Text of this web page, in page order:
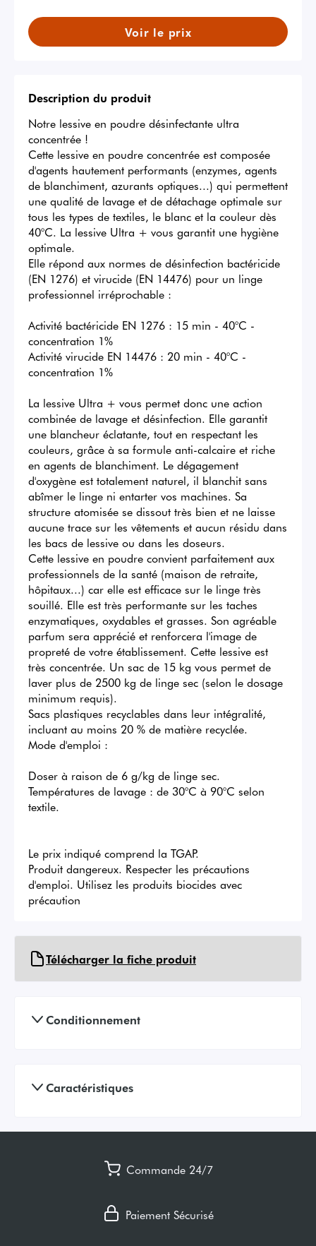
Voir le prix
Description du produit
Notre lessive en poudre désinfectante ultra
concentrée !
Cette lessive en poudre concentrée est composée
d'agents hautement performants (enzymes, agents
de blanchiment, azurants optiques...) qui permettent
une qualité de lavage et de détachage optimale sur
tous les types de textiles, le blanc et la couleur dès
40°C. La lessive Ultra + vous garantit une hygiène
optimale.
Elle répond aux normes de désinfection bactéricide
(EN 1276) et virucide (EN 14476) pour un linge
professionnel irréprochable :
Activité bactéricide EN 1276 : 15 min - 40°C -
concentration 1%
Activité virucide EN 14476 : 20 min - 40°C -
concentration 1%
La lessive Ultra + vous permet donc une action
combinée de lavage et désinfection. Elle garantit
une blancheur éclatante, tout en respectant les
couleurs, grâce à sa formule anti-calcaire et riche
en agents de blanchiment. Le dégagement
d'oxygène est totalement naturel, il blanchit sans
abîmer le linge ni entarter vos machines. Sa
structure atomisée se dissout très bien et ne laisse
aucune trace sur les vêtements et aucun résidu dans
les bacs de lessive ou dans les doseurs.
Cette lessive en poudre convient parfaitement aux
professionnels de la santé (maison de retraite,
hôpitaux...) car elle est efficace sur le linge très
souillé. Elle est très performante sur les taches
enzymatiques, oxydables et grasses. Son agréable
parfum sera apprécié et renforcera l'image de
propreté de votre établissement. Cette lessive est
très concentrée. Un sac de 15 kg vous permet de
laver plus de 2500 kg de linge sec (selon le dosage
minimum requis).
Sacs plastiques recyclables dans leur intégralité,
incluant au moins 20 % de matière recyclée.
Mode d'emploi :
Doser à raison de 6 g/kg de linge sec.
Températures de lavage : de 30°C à 90°C selon
textile.
Le prix indiqué comprend la TGAP.
Produit dangereux. Respecter les précautions
d'emploi. Utilisez les produits biocides avec
précaution
Télécharger la fiche produit
Conditionnement
Caractéristiques
Commande 24/7
Paiement Sécurisé